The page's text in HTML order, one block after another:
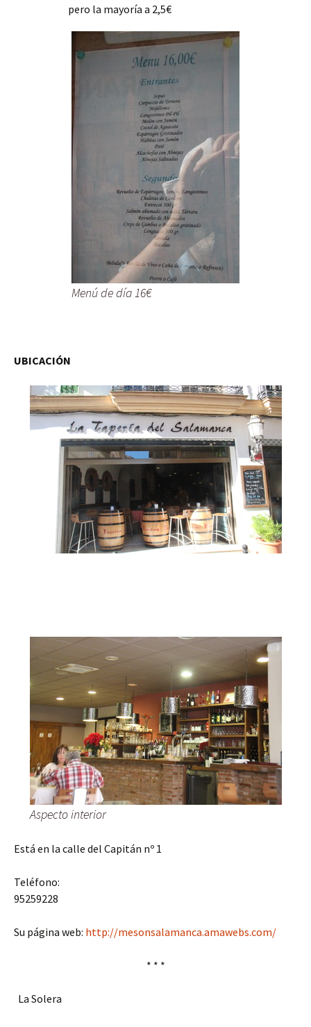
pero la mayoría a 2,5€
Menú de día 16€
UBICACIÓN
Aspecto interior
Está en la calle del Capitán nº 1
Teléfono:
95259228
Su página web: http://mesonsalamanca.amawebs.com/
* * *
La Solera